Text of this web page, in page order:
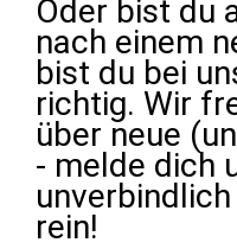
Oder bist du
nach einem
bist du bei
richtig. Wir
über neue
- melde dich
rein!